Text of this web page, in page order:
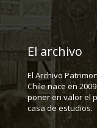
El archivo
El Archivo
Chile nace en
poner en valor el
casa de estudios.